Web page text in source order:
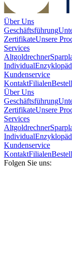
Über Uns
Geschäftsführung
ZertifikateUnsere
Services
Altgoldrechner
Individual
Kundenservice
KontaktFilialen
Über Uns
Geschäftsführung
ZertifikateUnsere
Services
Altgoldrechner
Individual
Kundenservice
KontaktFilialen
Folgen Sie uns: